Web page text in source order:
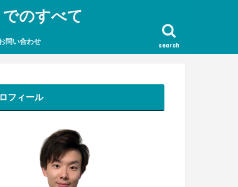
のすべて
search
問い合わせ
フィール